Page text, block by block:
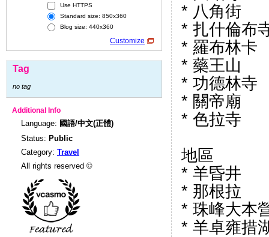
Use HTTPS
Standard size: 850x360
Blog size: 440x360
Customize
Tag
no tag
Additional Info
Language: 國語/中文(正體)
Status: Public
Category: Travel
All rights reserved ©
* 八角街
* 扎什倫布
* 羅布林卡
* 藥王山
* 功德林寺
* 關帝廟
* 色拉寺
地區
* 羊昏井
* 那根拉
* 珠峰大本
* 羊卓雍措